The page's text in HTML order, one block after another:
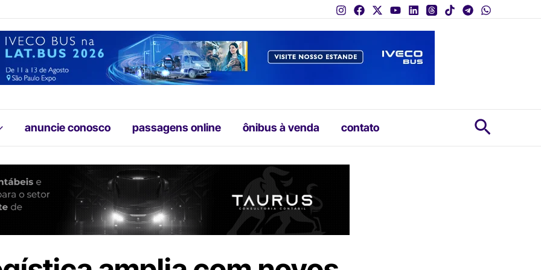
anuncie conosco passagens online ônibus à venda contato